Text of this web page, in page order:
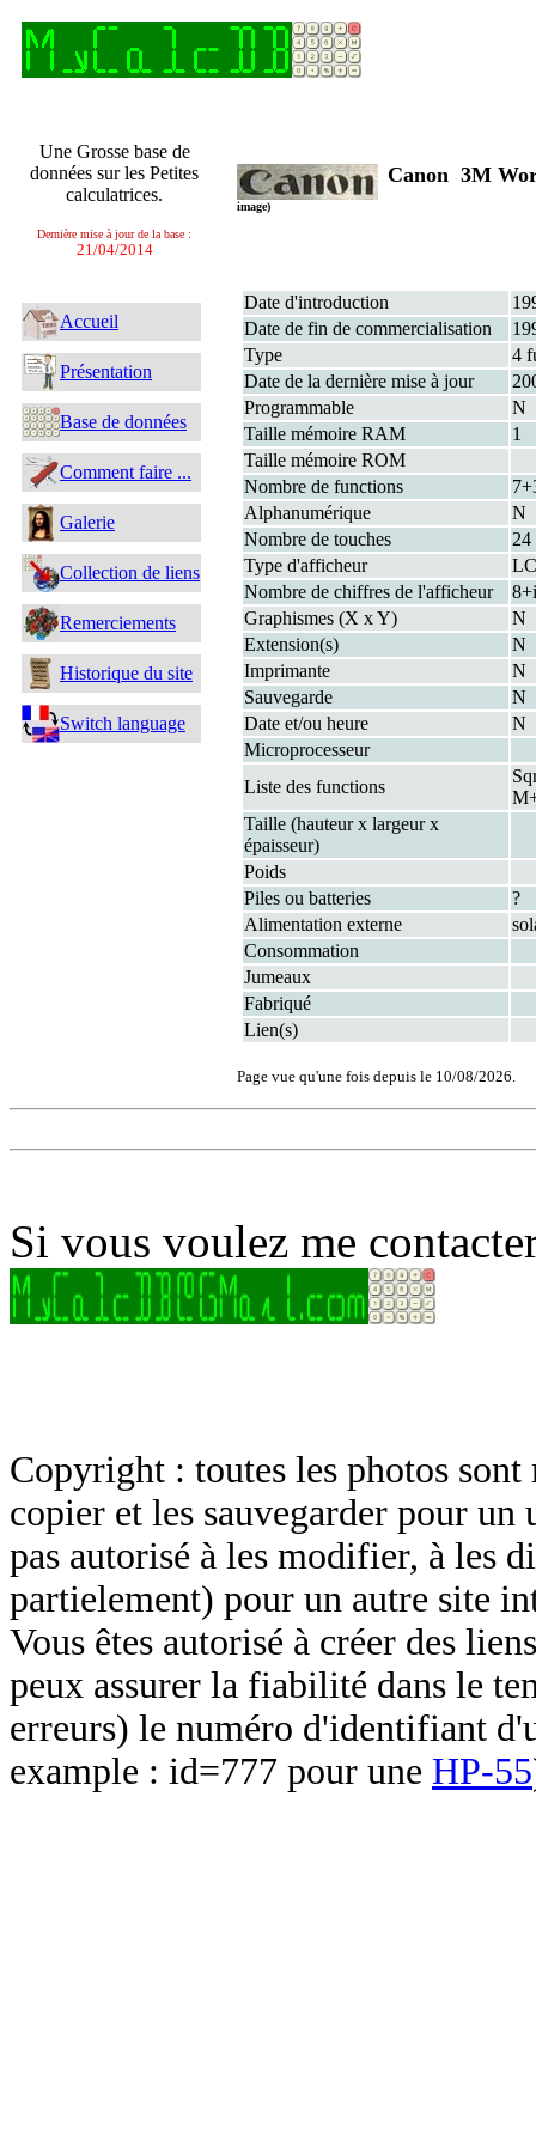
Une Grosse base de
données sur les Petites
calculatrices.
Dernière mise à jour de la base :
21/04/2014
Accueil
Présentation
Base de données
Comment faire ...
Galerie
Collection de liens
Remerciements
Historique du site
Switch language
Canon 3M
image)
Date d'introduction
Date de fin de commercialisation
Type
4
Date de la dernière mise à jour
Programmable
N
Taille mémoire RAM
1
Taille mémoire ROM
Nombre de functions
Alphanumérique
N
Nombre de touches
24
Type d'afficheur
Nombre de chiffres de l'afficheur
Graphismes (X x Y)
N
Extension(s)
N
Imprimante
N
Sauvegarde
N
Date et/ou heure
N
Microprocesseur
Liste des functions
Taille (hauteur x largeur x
épaisseur)
Poids
Piles ou batteries
?
Alimentation externe
Consommation
Jumeaux
Fabriqué
Lien(s)
Page vue qu'une fois depuis le 10/08/2026.
Si vous voulez me
Copyright : toutes les photos sont
copier et les sauvegarder pour un
pas autorisé à les modifier, à les
partielement) pour un autre site
Vous êtes autorisé à créer des
peux assurer la fiabilité dans le
erreurs) le numéro d'identifiant
example : id=777 pour une HP-55